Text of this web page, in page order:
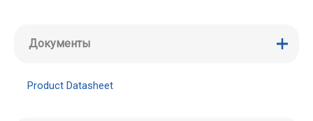
Документы
Product Datasheet